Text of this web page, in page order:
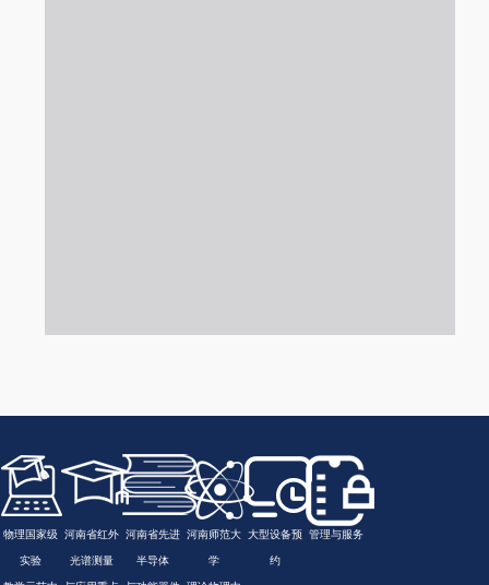
物理国家级
实验
河南省红外
光谱测量
河南省先进
半导体
河南师范大
学
大型设备预
约
管理与服务